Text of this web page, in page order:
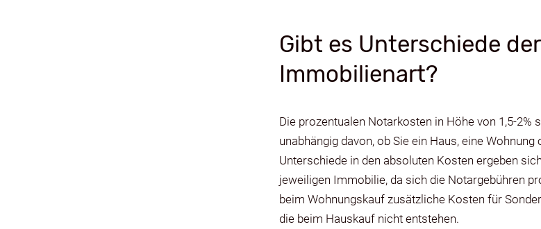
Gibt es Unterschiede
Immobilienart?
Die prozentualen Notarkosten in Höhe von 1,5-
unabhängig davon, ob Sie ein Haus, eine
Unterschiede in den absoluten Kosten ergeben
jeweiligen Immobilie, da sich die Notargebühren
beim Wohnungskauf zusätzliche Kosten für
die beim Hauskauf nicht entstehen.